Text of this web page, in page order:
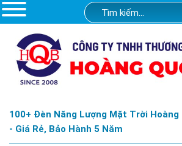
100+ Đèn Năng Lượng Mặt Trời Hoàng
- Giá Rẻ, Bảo Hành 5 Năm